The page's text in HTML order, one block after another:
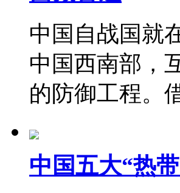
中国自战国就
中国西南部，
的防御工程
中国五大“热